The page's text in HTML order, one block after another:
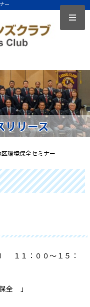
ー
リリース
環境保全セミナー
１１：００～１５：
全 」